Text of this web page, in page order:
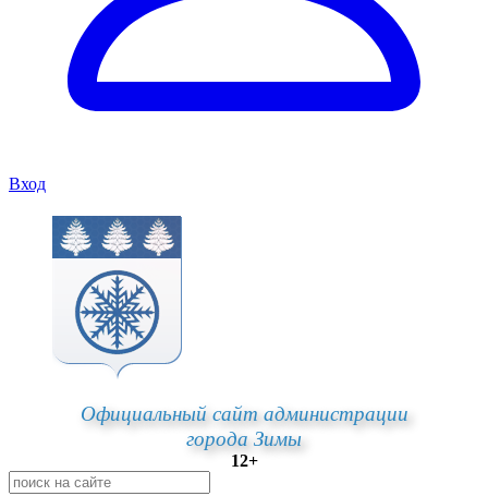
Вход
Официальный сайт администрации
города Зимы
12+